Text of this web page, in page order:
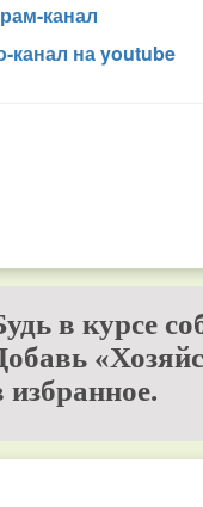
канал
канал на youtube
в курсе
избранное.